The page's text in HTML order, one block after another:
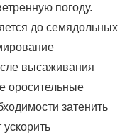
погоду.
до семядольных
высаживания
оросительные
затенить